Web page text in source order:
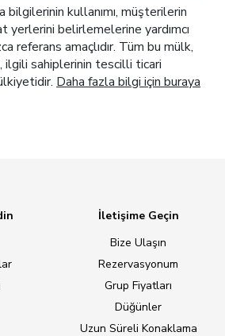
bilgilerinin kullanımı, müşterilerin
belirlemelerine yardımcı
referans amaçlıdır. Tüm bu mülk,
ilgili sahiplerinin tescilli ticari
Daha fazla bilgi için buraya
İletişime Geçin
Bize Ulaşın
Rezervasyonum
Grup Fiyatları
Düğünler
Uzun Süreli Konaklama